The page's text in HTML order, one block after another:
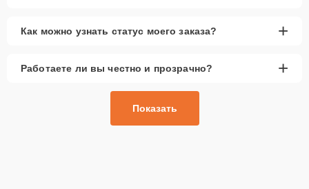
Как можно узнать статус моего заказа? +
Работаете ли вы честно и прозрачно? +
Показать